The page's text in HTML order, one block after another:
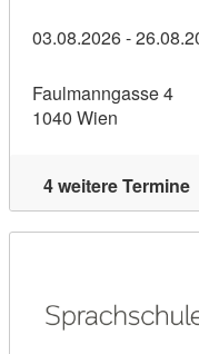
03.08.2026 -
Faulmanngasse 4
1040 Wien
4 weitere Termine